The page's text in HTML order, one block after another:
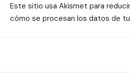
Este sitio usa Akismet para
cómo se procesan los datos de